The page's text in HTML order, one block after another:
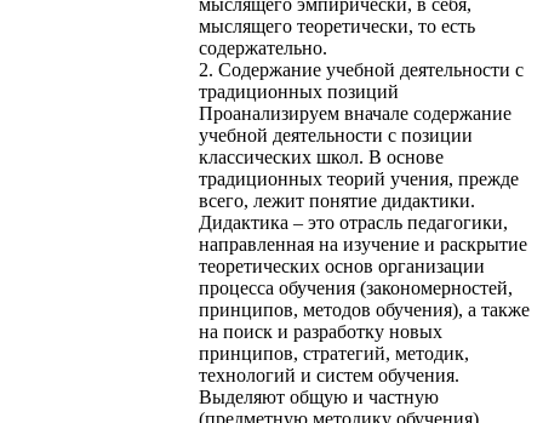
мыслящего эмпирически, в себя,
мыслящего теоретически, то есть
содержательно.
2. Содержание учебной деятельности с
традиционных позиций
Проанализируем вначале содержание
учебной деятельности с позиции
классических школ. В основе
традиционных теорий учения, прежде
всего, лежит понятие дидактики.
Дидактика – это отрасль педагогики,
направленная на изучение и раскрытие
теоретических основ организации
процесса обучения (закономерностей,
принципов, методов обучения), а также
на поиск и разработку новых
принципов, стратегий, методик,
технологий и систем обучения.
Выделяют общую и частную